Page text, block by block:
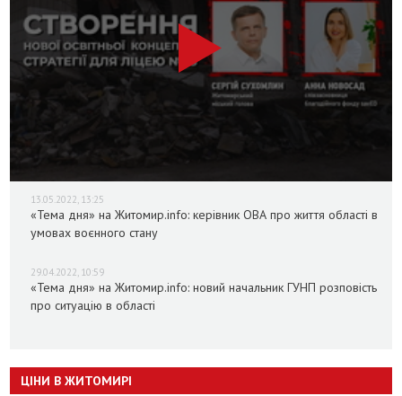
13.05.2022, 13:25
«Тема дня» на Житомир.info: керівник ОВА про життя області в
умовах воєнного стану
29.04.2022, 10:59
«Тема дня» на Житомир.info: новий начальник ГУНП розповість
про ситуацію в області
ЦІНИ В ЖИТОМИРІ